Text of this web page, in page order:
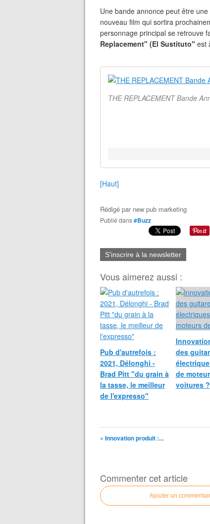
Une bande annonce peut être
nouveau film qui sortira
personnage principal se retrouve
Replacement" (El Sustituto" est
THE REPLACEMENT Bande
[Haut]
Rédigé par new pub marketing
Publié dans#Buzz
S'inscrire à la newsletter
Vous aimerez aussi :
Pub d'autrefois :
2021, Délonghi -
Brad Pitt "du grain à
la tasse, le meilleur
de l'expresso"
des
de
voitures ?
« Innovation produit :...
Commenter cet article
Ajouter un